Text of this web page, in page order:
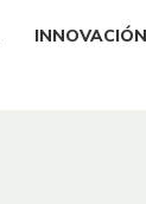
INNOVACIÓN